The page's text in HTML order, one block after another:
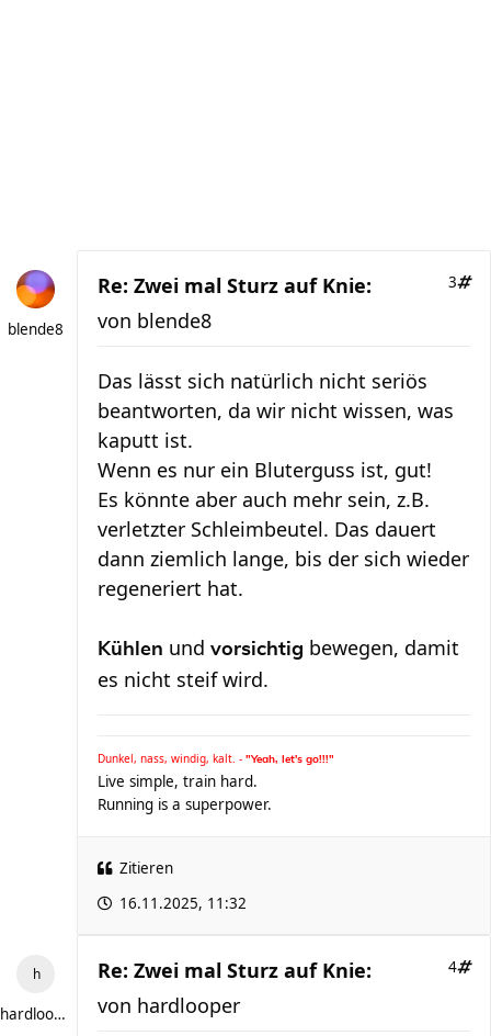
blende8
Re: Zwei mal Sturz auf Knie: 3
von blende8
Das lässt sich natürlich nicht seriös
beantworten, da wir nicht wissen, was
kaputt ist.
Wenn es nur ein Bluterguss ist, gut!
Es könnte aber auch mehr sein, z.B.
verletzter Schleimbeutel. Das dauert
dann ziemlich lange, bis der sich wieder
regeneriert hat.
Kühlen und vorsichtig bewegen, damit
es nicht steif wird.
Dunkel, nass, windig, kalt. - "Yeah, let's go!!!"
Live simple, train hard.
Running is a superpower.
Zitieren
16.11.2025, 11:32
hardlooper
Re: Zwei mal Sturz auf Knie: 4
von hardlooper